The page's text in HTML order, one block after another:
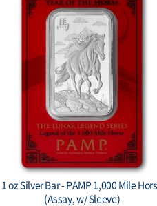
Australian Koala 2026 1 Kilo Silver
Coin